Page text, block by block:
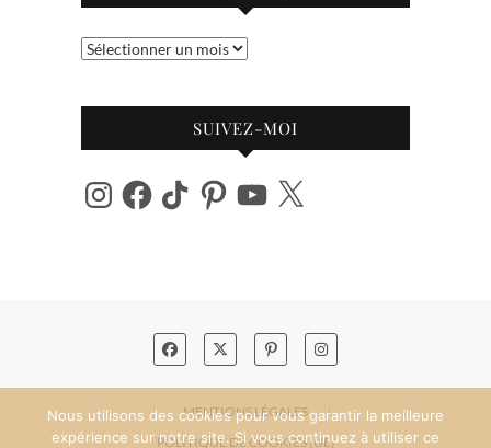
Archives
SUIVEZ-MOI
InstagramFacebook
TikTok PinterestYouTube
X
MENTIONS LÉGALES
POLITIQUE DE COOKIES (UE)
Nous utilisons des cookies pour vous garantir la meilleure
expérience sur notre site. Si vous continuez à utiliser ce